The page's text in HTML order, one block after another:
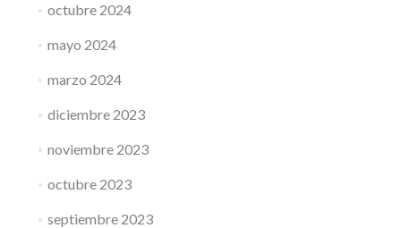
octubre 2024
mayo 2024
marzo 2024
diciembre 2023
noviembre 2023
octubre 2023
septiembre 2023